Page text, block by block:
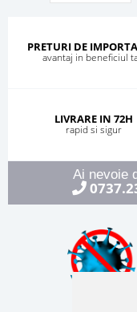
PRETURI DE
avantaj in beneficiul
LIVRARE IN 72H
rapid si sigur
Ai nevoie